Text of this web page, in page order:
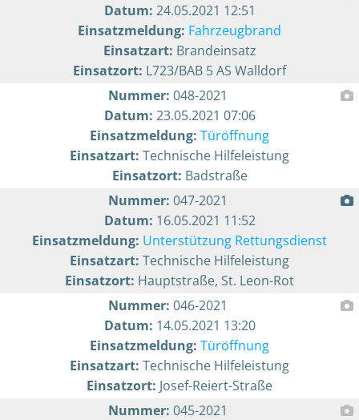
Datum: 24.05.2021 12:51
Einsatzmeldung: Fahrzeugbrand
Einsatzart: Brandeinsatz
Einsatzort: L723/BAB 5 AS Walldorf
Nummer: 048-2021
Datum: 23.05.2021 07:06
Einsatzmeldung: Türöffnung
Einsatzart: Technische Hilfeleistung
Einsatzort: Badstraße
Nummer: 047-2021
Datum: 16.05.2021 11:52
Einsatzmeldung: Unterstützung Rettungsdienst
Einsatzart: Technische Hilfeleistung
Einsatzort: Hauptstraße, St. Leon-Rot
Nummer: 046-2021
Datum: 14.05.2021 13:20
Einsatzmeldung: Türöffnung
Einsatzart: Technische Hilfeleistung
Einsatzort: Josef-Reiert-Straße
Nummer: 045-2021